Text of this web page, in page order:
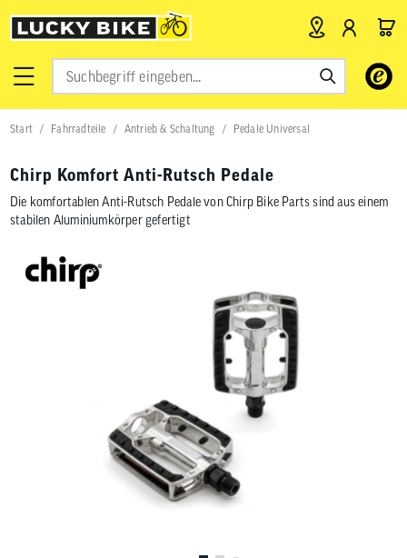
Verwende
Pfeile
nach
das
Start Fahrradteile Antrieb & Schaltung Pedale Universal
Chirp Komfort Anti-Rutsch Pedale
Die komfortablen Anti-Rutsch Pedale von Chirp Bike Parts sind aus einem
stabilen Aluminiumkörper gefertigt